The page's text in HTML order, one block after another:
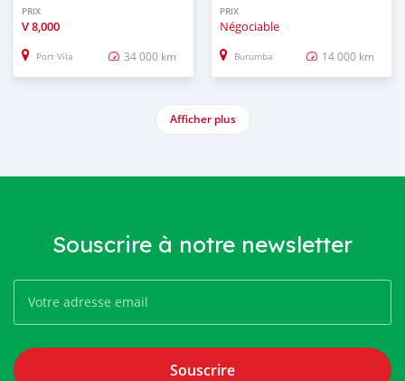
PRIX
V8,000
Port Vila 34 000 km
PRIX
Négociable
Burumba 14 000 km
Afficher plus
Souscrire à notre newsletter
Souscrire